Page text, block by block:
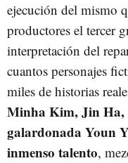
ejecución del mismo
productores el tercer
interpretación del
cuantos personajes
miles de historias
Minha Kim, Jin Ha,
galardonada Youn
inmenso talento,